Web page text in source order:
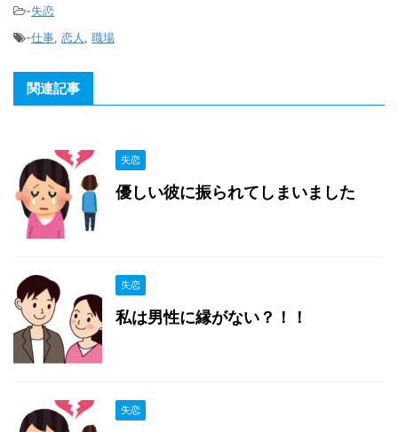
-失恋
-仕事, 恋人 , 職場
関連記事
失恋
優しい彼に振られてしまいました
失恋
私は男性に縁がない？！！
失恋